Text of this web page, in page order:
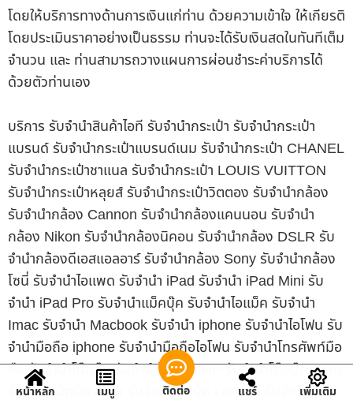
โดยให้บริการทางด้านการเงินแก่ท่าน ด้วยความเข้าใจ ให้เกียรติ
โดยประเมินราคาอย่างเป็นธรรม ท่านจะได้รับเงินสดในทันทีเต็ม
จำนวน และ ท่านสามารถวางแผนการผ่อนชำระค่าบริการได้
ด้วยตัวท่านเอง
บริการ รับจำนำสินค้าไอที รับจำนำกระเป๋า รับจำนำกระเป๋า
แบรนด์ รับจำนำกระเป๋าแบรนด์เนม รับจำนำกระเป๋า CHANEL
รับจำนำกระเป๋าชาแนล รับจำนำกระเป๋า LOUIS VUITTON
รับจำนำกระเป๋าหลุยส์ รับจำนำกระเป๋าวิตตอง รับจำนำกล้อง
รับจำนำกล้อง Cannon รับจำนำกล้องแคนนอน รับจำนำ
กล้อง Nikon รับจำนำกล้องนิคอน รับจำนำกล้อง DSLR รับ
จำนำกล้องดีเอสแอลอาร์ รับจำนำกล้อง Sony รับจำนำกล้อง
โซนี่ รับจำนำไอแพด รับจำนำ iPad รับจำนำ iPad Mini รับ
จำนำ iPad Pro รับจำนำแม็คบุ๊ค รับจำนำไอแม็ค รับจำนำ
Imac รับจำนำ Macbook รับจำนำ iphone รับจำนำไอโฟน รับ
จำนำมือถือ iphone รับจำนำมือถือไอโฟน รับจำนำโทรศัพท์มือ
ถือ รับจำนำโน๊ตบุ๊ค รับจำนำโน๊ตบุ๊ค HP รับจำนำโน๊ตบุ๊ค Asus
รับจำนำโน๊ตบุ๊ค Acer รับจำนำโน๊ตบุ๊ค Lenovo รับจำนำ
หน้าหลัก เมนู ติดต่อ แชร์ เพิ่มเติม